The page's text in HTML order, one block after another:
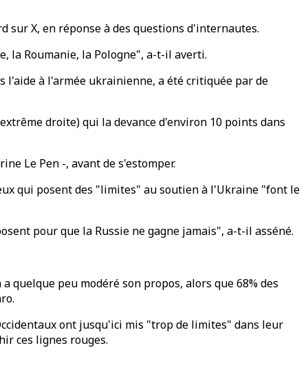
sur X, en réponse à des questions d'internautes.
la Roumanie, la Pologne", a-t-il averti.
l'aide à l'armée ukrainienne, a été critiquée par de
droite) qui la devance d'environ 10 points dans
Le Pen -, avant de s'estomper.
qui posent des "limites" au soutien à l'Ukraine "font le
pour que la Russie ne gagne jamais", a-t-il asséné.
peu modéré son propos, alors que 68% des
ont jusqu'ici mis "trop de limites" dans leur
ces lignes rouges.